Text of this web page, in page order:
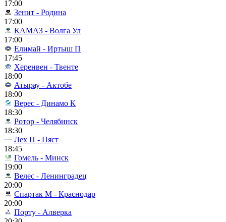
17:00
Зенит - Родина
17:00
КАМАЗ - Волга Ул
17:00
Елимай - Иртыш П
17:45
Херенвен - Твенте
18:00
Атырау - Актобе
18:00
Верес - Динамо К
18:30
Ротор - Челябинск
18:30
Лех П - Пяст
18:45
Гомель - Минск
19:00
Велес - Ленинградец
20:00
Спартак М - Краснодар
20:00
Порту - Алверка